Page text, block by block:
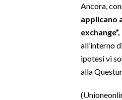
Ancora,
applicano
all’interno
ipotesi vi
alla